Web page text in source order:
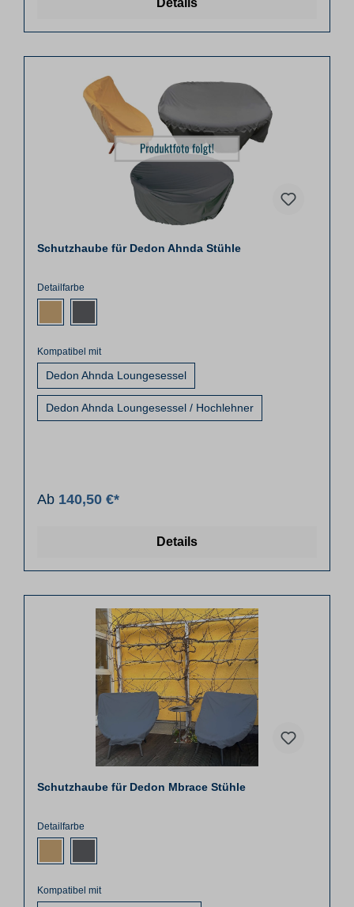
Details
Schutzhaube für Dedon Ahnda Stühle
Detailfarbe
Kompatibel mit
Dedon Ahnda Loungesessel
Dedon Ahnda Loungesessel / Hochlehner
Ab 140,50 €*
Details
Schutzhaube für Dedon Mbrace Stühle
Detailfarbe
Kompatibel mit